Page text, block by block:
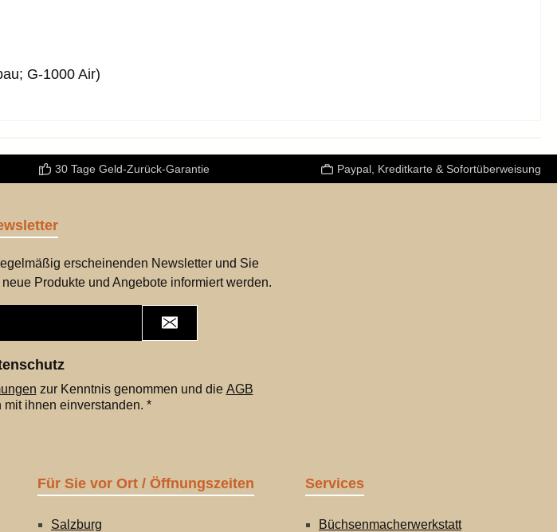
G-1000 Air)
30 Tage Geld-Zurück-Garantie Paypal, Kreditkarte & Sofortüberweisung
erscheinenden Newsletter und Sie
Produkte und Angebote informiert werden.
zur Kenntnis genommen und die AGB
ihnen einverstanden. *
Für Sie vor Ort / Öffnungszeiten
Salzburg
Services
Büchsenmacherwerkstatt